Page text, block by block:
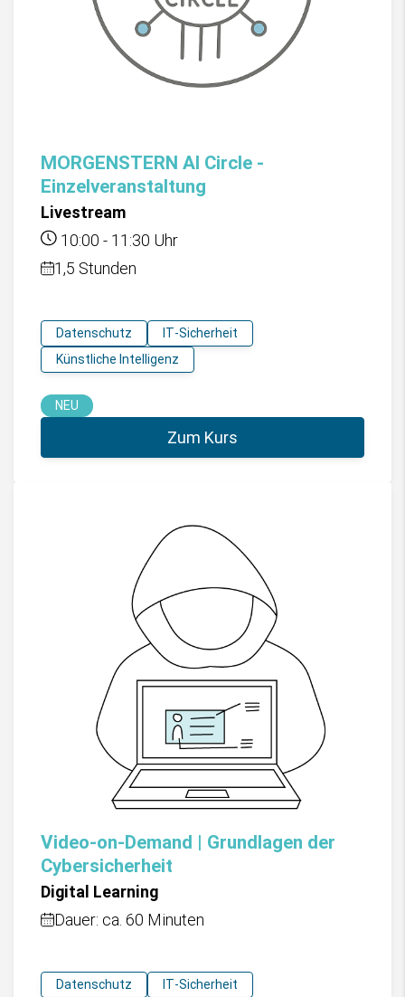
MORGENSTERN AI Circle -
Einzelveranstaltung
Livestream
10:00 - 11:30 Uhr
1,5 Stunden
Datenschutz
IT-Sicherheit
Künstliche Intelligenz
NEU
Zum Kurs
Video-on-Demand | Grundlagen der
Cybersicherheit
Digital Learning
Dauer: ca. 60 Minuten
Datenschutz IT-Sicherheit